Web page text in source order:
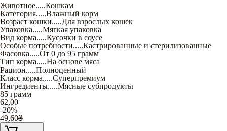
Животное.....Кошкам
Категория.....Влажный корм
Возраст кошки.....Для взрослых кошек
Упаковка.....Мягкая упаковка
Вид корма.....Кусочки в соусе
Особые потребности.....Кастрированные и стерилизованные
Фасовка.....От 0 до 95 грамм
Тип корма.....На основе мяса
Рацион.....Полноценный
Класс корма.....Суперпремиум
Ингредиенты.....Мясные субпродукты
85 грамм
62,00
-20%
49,60₴